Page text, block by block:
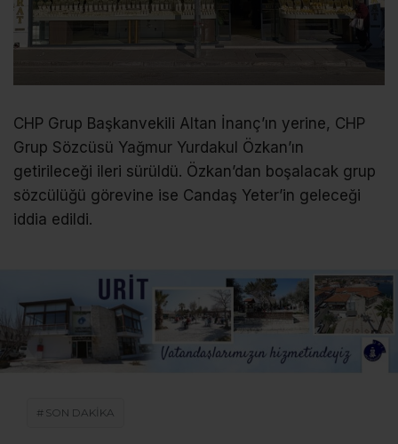
CHP Grup Başkanvekili Altan İnanç’ın yerine, CHP
Grup Sözcüsü Yağmur Yurdakul Özkan’ın
getirileceği ileri sürüldü. Özkan’dan boşalacak grup
sözcülüğü görevine ise Candaş Yeter’in geleceği
iddia edildi.
SON DAKİKA